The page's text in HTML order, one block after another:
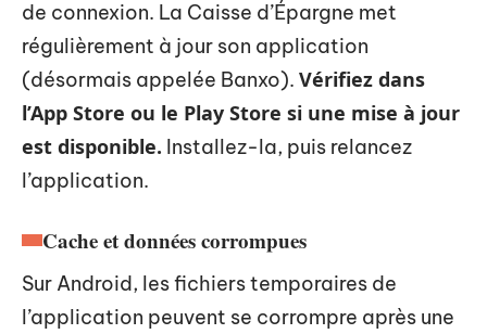
de connexion. La Caisse d’Épargne met
régulièrement à jour son application
(désormais appelée Banxo). Vérifiez dans
l’App Store ou le Play Store si une mise à jour
est disponible. Installez-la, puis relancez
l’application.
Cache et données corrompues
Sur Android, les fichiers temporaires de
l’application peuvent se corrompre après une